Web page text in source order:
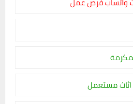
مستعمل